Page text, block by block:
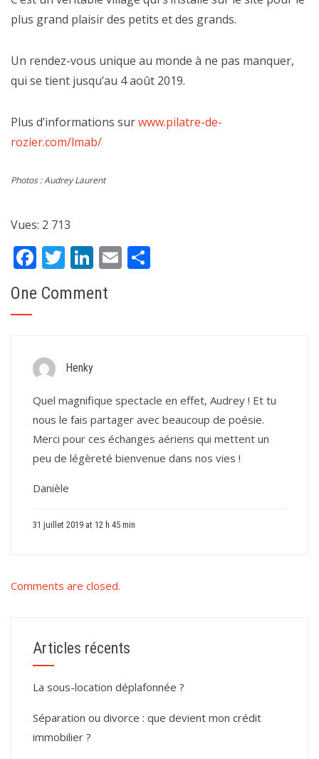
plus grand plaisir des petits et des grands.
Un rendez-vous unique au monde à ne pas manquer,
qui se tient jusqu’au 4 août 2019.
Plus d’informations surwww.pilatre-de-
rozier.com/lmab/
Photos : Audrey Laurent
Vues: 2 713
Facebook
Twitter
LinkedIn
Email
One Comment
Henky
Quel magnifique spectacle en effet, Audrey ! Et tu
nous le fais partager avec beaucoup de poésie.
Merci pour ces échanges aériens qui mettent un
peu de légèreté bienvenue dans nos vies !
Danièle
31 juillet 2019 at 12 h 45 min
Comments are closed.
Articles récents
La sous-location déplafonnée ?
Séparation ou divorce : que devient mon crédit
immobilier ?